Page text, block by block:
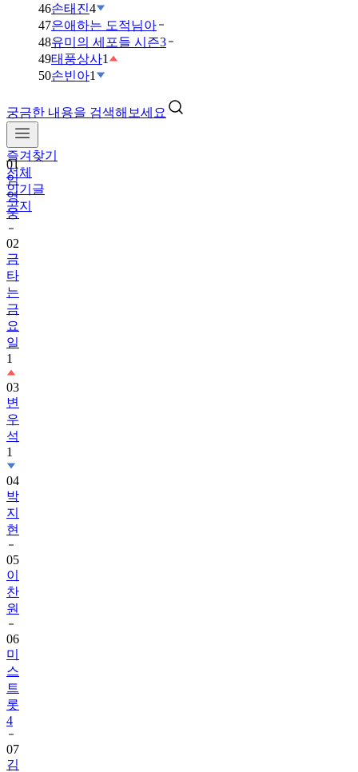
46손태진4
47은애하는 도적님아
48유미의 세포들 시즌3
49태풍상사1
50손빈아1
궁금한 내용을 검색해보세요
즐겨찾기
전체
인기글
공지
01
임
영
웅
02
금
타
는
금
요
일
1
03
변
우
석
1
04
박
지
현
05
이
찬
원
06
미
스
트
롯
4
07
김